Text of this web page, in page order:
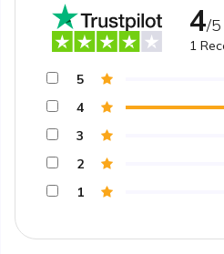
4/5
1
5
4
3
2
1